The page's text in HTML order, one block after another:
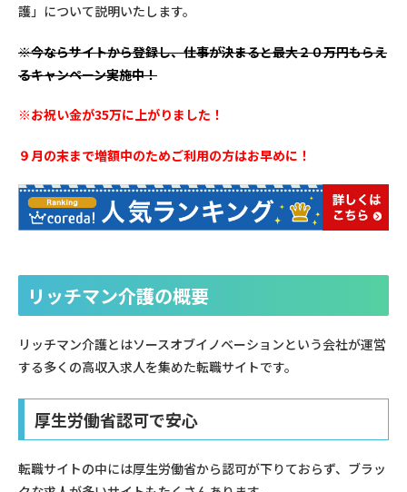
護」について説明いたします。
※今ならサイトから登録し、仕事が決まると最大２０万円もらえ
るキャンペーン実施中！
※お祝い金が35万に上がりました！
９月の末まで増額中のためご利用の方はお早めに！
リッチマン介護の概要
リッチマン介護とはソースオブイノベーションという会社が運営
する多くの高収入求人を集めた転職サイトです。
厚生労働省認可で安心
転職サイトの中には厚生労働省から認可が下りておらず、ブラッ